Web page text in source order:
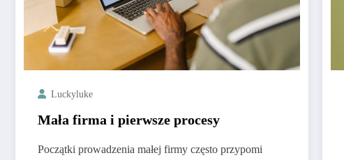
Luckyluke
Mała firma i pierwsze procesy
Początki prowadzenia małej firmy często przypomi